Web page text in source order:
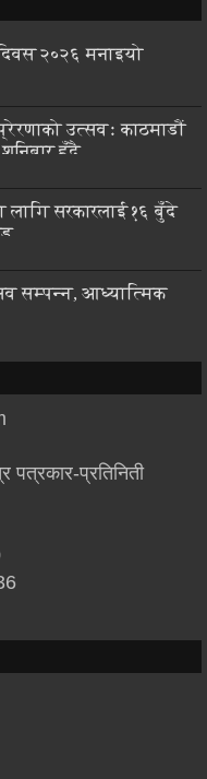
२०२६ मनाइयो
उत्सवः काठमाडौं
हुँदै
लागि सरकारलाई १६ बुँदे
सम्पन्न, आध्यात्मिक
पत्रकार-प्रतिनिती